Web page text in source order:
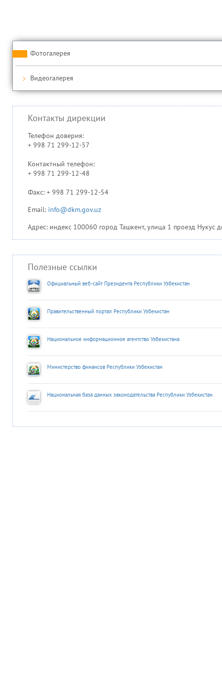
Фотогалерея
Видеогалерея
Контакты дирекции
Телефон доверия:
+ 998 71 299-12-57
Контактный телефон:
+ 998 71 299-12-48
Факс: + 998 71 299-12-54
Email: info@dkm.gov.uz
Адрес: индекс 100060 город Ташкент, улица 1 проезд Нукус
Полезные ссылки
Официальный веб-сайт Президента Республики Узбекистан
Правительственный портал Республики Узбекистан
Национальное информационное агентство Узбекистана
Министерство финансов Республики Узбекистан
Национальная база данных законодательства Республики Узбекистан